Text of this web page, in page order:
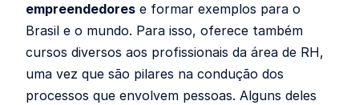
empreendedores e formar exemplos para o
Brasil e o mundo. Para isso, oferece também
cursos diversos aos profissionais da área de RH,
uma vez que são pilares na condução dos
processos que envolvem pessoas. Alguns deles